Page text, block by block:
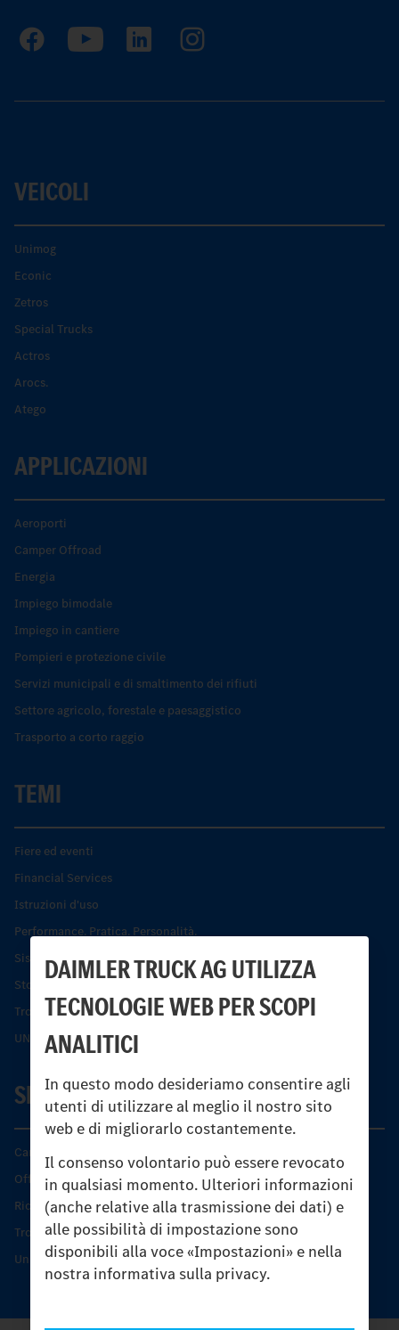
DAIMLER TRUCK AG UTILIZZA
TECNOLOGIE WEB PER SCOPI
ANALITICI
In questo modo desideriamo consentire agli
utenti di utilizzare al meglio il nostro sito
web e di migliorarlo costantemente.
Il consenso volontario può essere revocato
in qualsiasi momento. Ulteriori informazioni
(anche relative alla trasmissione dei dati) e
alle possibilità di impostazione sono
disponibili alla voce «Impostazioni» e nella
nostra informativa sulla privacy.
VEICOLI
Unimog
Econic
Zetros
Special Trucks
Actros
Arocs.
Atego
APPLICAZIONI
Aeroporti
Camper Offroad
Energia
Impiego bimodale
Impiego in cantiere
Pompieri e protezione civile
Servizi municipali e di smaltimento dei rifiuti
Settore agricolo, forestale e paesaggistico
Trasporto a corto raggio
TEMI
Fiere ed eventi
Financial Services
Istruzioni d'uso
Performance. Pratica. Personalità.
Sistemi di assistenza alla guida e di sicurezza
Storia dell’Unimog
Trovare un partner
UNI-TOUCH®
SERVIZIO
Caratteristiche di prodotto
Offerta di servizio Unimog
Ricambi originali
Trovare un partner
Unimog Service Days